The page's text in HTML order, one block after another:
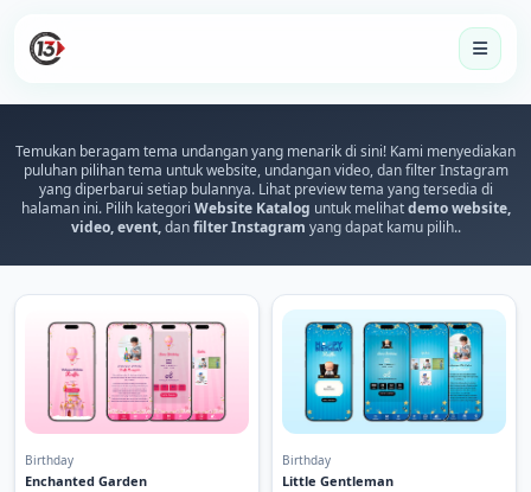
Temukan beragam tema undangan yang menarik di sini! Kami menyediakan
puluhan pilihan tema untuk website, undangan video, dan filter Instagram
yang diperbarui setiap bulannya. Lihat preview tema yang tersedia di
halaman ini. Pilih kategori Website Katalog untuk melihatdemo website,
video, event,danfilter Instagram yang dapat kamu pilih..
Birthday
Enchanted Garden
Birthday
Little Gentleman